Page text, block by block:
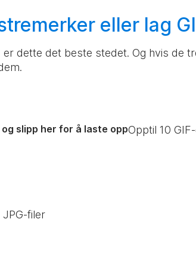
eller lag
dette det beste stedet. Og hvis de
og slipp her for å laste oppOpptil 10
filer